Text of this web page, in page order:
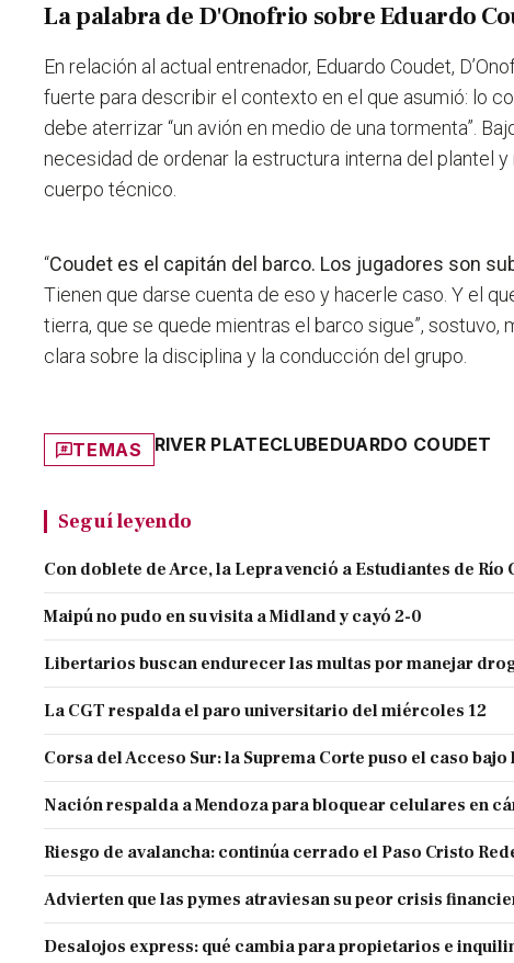
La palabra de D'Onofrio sobre Eduardo
En relación al actual entrenador, Eduardo Coudet,
fuerte para describir el contexto en el que asumió: lo
debe aterrizar “un avión en medio de una tormenta”.
necesidad de ordenar la estructura interna del plantel y
cuerpo técnico.
“Coudet es el capitán del barco. Los jugadores son
Tienen que darse cuenta de eso y hacerle caso. Y el
tierra, que se quede mientras el barco sigue”, sostuvo,
clara sobre la disciplina y la conducción del grupo.
TEMAS RIVER PLATECLUBEDUARDO COUDET
Seguí leyendo
Con doblete de Arce, la Lepra venció a Estudiantes de Río
Maipú no pudo en su visita a Midland y cayó 2-0
Libertarios buscan endurecer las multas por manejar
La CGT respalda el paro universitario del miércoles 12
Corsa del Acceso Sur: la Suprema Corte puso el caso bajo
Nación respalda a Mendoza para bloquear celulares en
Riesgo de avalancha: continúa cerrado el Paso Cristo
Advierten que las pymes atraviesan su peor crisis
Desalojos express: qué cambia para propietarios e